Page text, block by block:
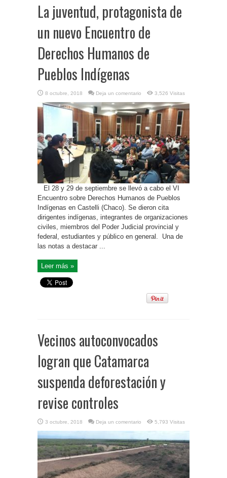
La juventud, protagonista de
un nuevo Encuentro de
Derechos Humanos de
Pueblos Indígenas
8 octubre, 2018 Deja un comentario 3,526 Visitas
El 28 y 29 de septiembre se llevó a cabo el VI
Encuentro sobre Derechos Humanos de Pueblos
Indígenas en Castelli (Chaco). Se dieron cita
dirigentes indígenas, integrantes de organizaciones
civiles, miembros del Poder Judicial provincial y
federal, estudiantes y público en general. Una de
las notas a destacar ...
Leer más »
Vecinos autoconvocados
logran que Catamarca
suspenda deforestación y
revise controles
3 octubre, 2018 Deja un comentario 5,793 Visitas